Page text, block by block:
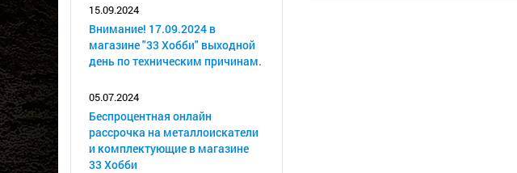
15.09.2024
Внимание! 17.09.2024 в
магазине "33 Хобби" выходной
день по техническим причинам.
05.07.2024
Беспроцентная онлайн
рассрочка на металлоискатели
и комплектующие в магазине
33 Хобби